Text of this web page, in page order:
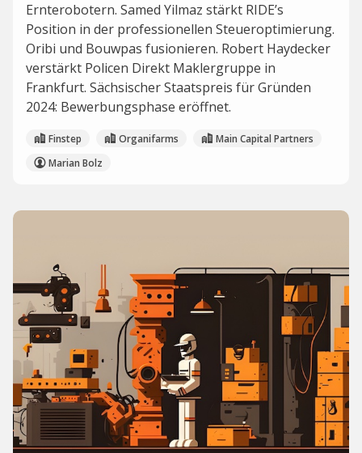
Ernterobotern. Samed Yilmaz stärkt RIDE’s
Position in der professionellen Steueroptimierung.
Oribi und Bouwpas fusionieren. Robert Haydecker
verstärkt Policen Direkt Maklergruppe in
Frankfurt. Sächsischer Staatspreis für Gründen
2024: Bewerbungsphase eröffnet.
Finstep Organifarms
Main Capital Partners
Marian Bolz